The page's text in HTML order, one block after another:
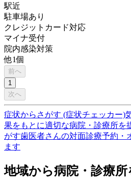
駅近
駐車場あり
クレジットカード対応
マイナ受付
院内感染対策
他1個
前へ
1
次へ
症状からさがす (症状チェッカー)
果をもとに適切な病院・診療所を
がす歯医者さんの対面診療予約・
ます
地域から病院・診療